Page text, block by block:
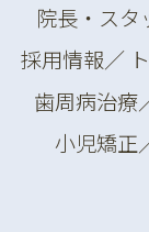
院長・スタ
採用情報／
歯周病治療
小児矯正